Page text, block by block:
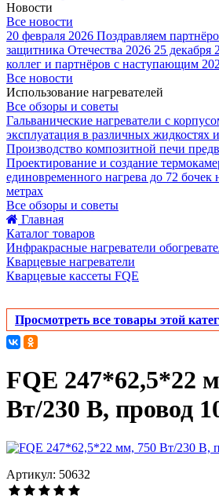
Новости
Все новости
20 февраля 2026 Поздравляем
защитника Отечества 2026 25 декабря
коллег и партнёров с наступающим
Все новости
Использование нагревателей
Все обзоры и советы
Гальванические нагреватели с
эксплуатация в различных жидкостях
Производство композитной печи
Проектирование и создание
единовременного нагрева до 72 бочек
метрах
Все обзоры и советы
Главная
Каталог товаров
Инфракрасные нагреватели
Кварцевые нагреватели
Кварцевые кассеты FQE
Просмотреть все товары этой
FQE 247*62,5*22
Вт/230 В, провод
Артикул: 50632